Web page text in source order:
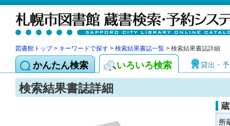
図書館トップ> キーワードで探す > 検索結果書誌一覧 > 検索結果書誌詳細
かんたん検索 いろいろ検索 貸出・
検索結果書誌詳細
所